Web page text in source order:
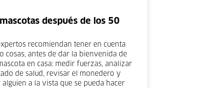
mascotas después de los 50
recomiendan tener en cuenta
cosas, antes de dar la bienvenida de
en casa: medir fuerzas, analizar
de salud, revisar el monedero y
alguien a la vista que se pueda hacer